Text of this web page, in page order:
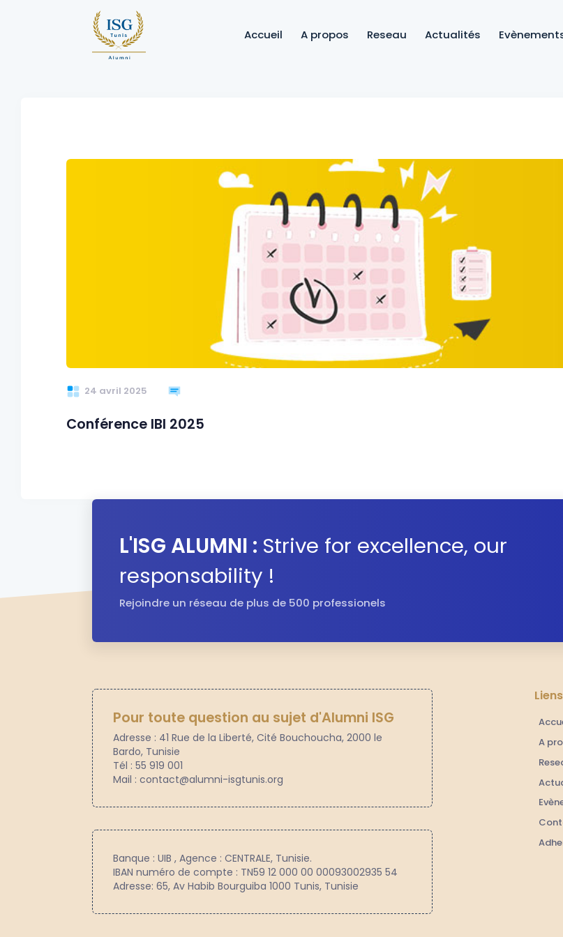
Accueil A propos Reseau Actualités
24 avril 2025
Conférence IBI 2025
L'ISG ALUMNI : Strive for excellence, our
responsability !
Rejoindre un réseau de plus de 500 professionels
Pour toute question au sujet d'Alumni ISG
Adresse : 41 Rue de la Liberté, Cité Bouchoucha, 2000 le
Bardo, Tunisie
Tél : 55 919 001
Mail : contact@alumni-isgtunis.org
Banque : UIB , Agence : CENTRALE, Tunisie.
IBAN numéro de compte : TN59 12 000 00 00093002935 54
Adresse: 65, Av Habib Bourguiba 1000 Tunis, Tunisie
A